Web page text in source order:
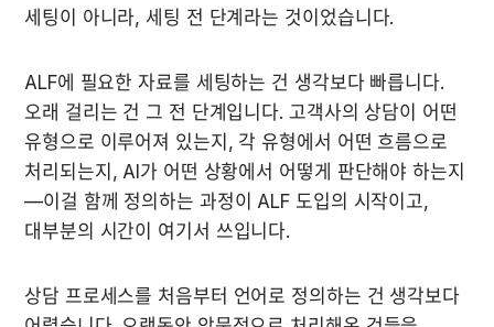
세팅이 아니라, 세팅 전 단계라는 것이었습니다.
ALF에 필요한 자료를 세팅하는 건 생각보다 빠릅니다.
오래 걸리는 건 그 전 단계입니다. 고객사의 상담이 어떤
유형으로 이루어져 있는지, 각 유형에서 어떤 흐름으로
처리되는지, AI가 어떤 상황에서 어떻게 판단해야 하는지
—이걸 함께 정의하는 과정이 ALF 도입의 시작이고,
대부분의 시간이 여기서 쓰입니다.
상담 프로세스를 처음부터 언어로 정의하는 건 생각보다